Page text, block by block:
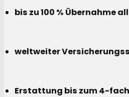
bis zu 100 % Übernahme
weltweiter
Erstattung bis zum 4-